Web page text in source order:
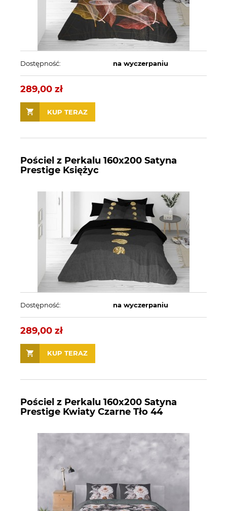
Dostępność: na wyczerpaniu
289,00 zł
KUP TERAZ
Pościel z Perkalu 160x200 Satyna
Prestige Księżyc
Dostępność: na wyczerpaniu
289,00 zł
KUP TERAZ
Pościel z Perkalu 160x200 Satyna
Prestige Kwiaty Czarne Tło 44